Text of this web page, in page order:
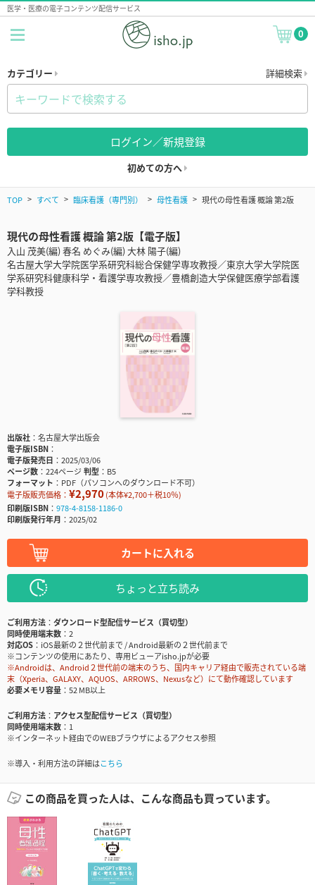
医学・医療の電子コンテンツ配信サービス
0
カテゴリー 詳細検索
ログイン／新規登録
初めての方へ
TOP すべて 臨床看護（専門別） 母性看護 現代の母性看護 概論 第2版
現代の母性看護 概論 第2版【電子版】
入山 茂美(編) 春名 めぐみ(編) 大林 陽子(編)
名古屋大学大学院医学系研究科総合保健学専攻教授／東京大学大学院医
学系研究科健康科学・看護学専攻教授／豊橋創造大学保健医療学部看護
学科教授
出版社
名古屋大学出版会
電子版ISBN
電子版発売日
2025/03/06
ページ数
224ページ判型
B5
フォーマット
PDF（パソコンへのダウンロード不可）
電子版販売価格： ¥2,970(本体¥2,700＋税10％)
印刷版ISBN
978-4-8158-1186-0
印刷版発行年月
2025/02
カートに入れる
ちょっと立ち読み
ご利用方法
ダウンロード型配信サービス（買切型）
同時使用端末数
2
対応OS
iOS最新の２世代前まで / Android最新の２世代前まで
※コンテンツの使用にあたり、専用ビューアisho.jpが必要
※Androidは、Android２世代前の端末のうち、国内キャリア経由で販売されている端
末（Xperia、GALAXY、AQUOS、ARROWS、Nexusなど）にて動作確認しています
必要メモリ容量
52 MB以上
ご利用方法
アクセス型配信サービス（買切型）
同時使用端末数
1
※インターネット経由でのWEBブラウザによるアクセス参照
※導入・利用方法の詳細はこちら
この商品を買った人は、こんな商品も買っています。